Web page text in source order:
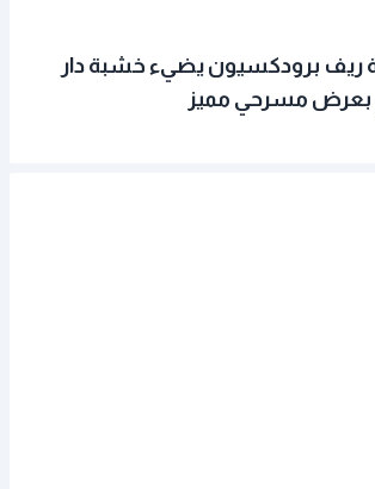
ريف برودكسيون يضيء خشبة دار
بعرض مسرحي مميز